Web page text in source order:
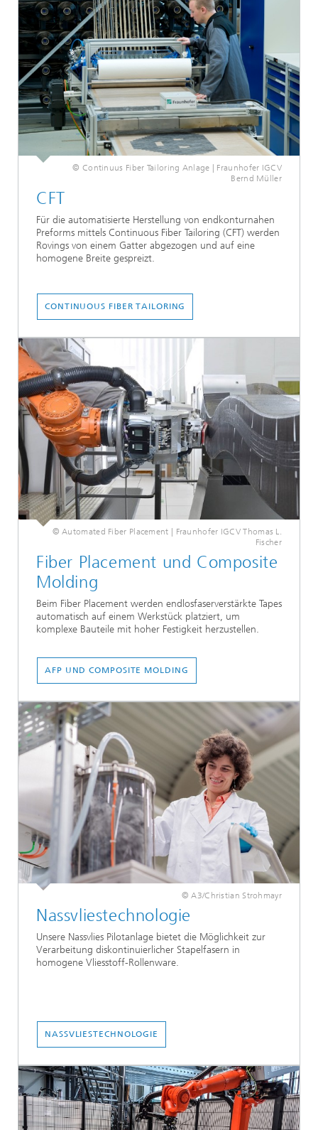
© Continuus Fiber Tailoring Anlage | Fraunhofer IGCV
Bernd Müller
CFT
Für die automatisierte Herstellung von endkonturnahen
Preforms mittels Continuous Fiber Tailoring (CFT) werden
Rovings von einem Gatter abgezogen und auf eine
homogene Breite gespreizt.
CONTINUOUS FIBER TAILORING
© Automated Fiber Placement | Fraunhofer IGCV Thomas L.
Fischer
Fiber Placement und Composite
Molding
Beim Fiber Placement werden endlosfaserverstärkte Tapes
automatisch auf einem Werkstück platziert, um
komplexe Bauteile mit hoher Festigkeit herzustellen.
AFP UND COMPOSITE MOLDING
© A3/Christian Strohmayr
Nassvliestechnologie
Unsere Nassvlies Pilotanlage bietet die Möglichkeit zur
Verarbeitung diskontinuierlicher Stapelfasern in
homogene Vliesstoff-Rollenware.
NASSVLIESTECHNOLOGIE